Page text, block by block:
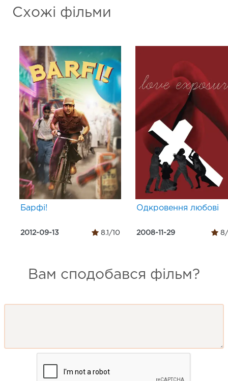
Схожі фільми
Барфі!
2012-09-13 8.1/10
Одкровення любові
2008-11-29 8/
Вам сподобався фільм?